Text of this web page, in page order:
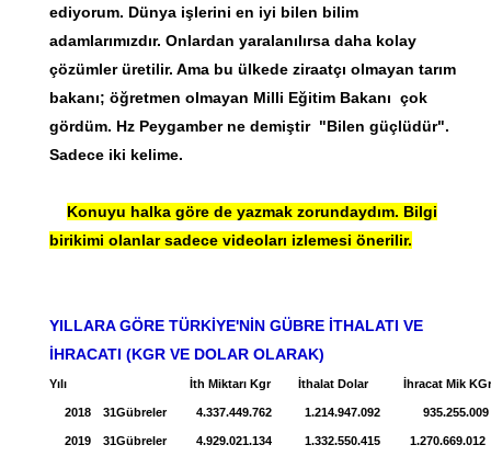
ediyorum. Dünya işlerini en iyi bilen bilim
adamlarımızdır. Onlardan yaralanılırsa daha kolay
çözümler üretilir. Ama bu ülkede ziraatçı olmayan tarım
bakanı; öğretmen olmayan Milli Eğitim Bakanı çok
gördüm. Hz Peygamber ne demiştir "Bilen güçlüdür".
Sadece iki kelime.
Konuyu halka göre de yazmak zorundaydım. Bilgi
birikimi olanlar sadece videoları izlemesi önerilir.
YILLARA GÖRE TÜRKİYE'NİN GÜBRE İTHALATI VE
İHRACATI (KGR VE DOLAR OLARAK)
Yılı İth Miktarı Kgr İthalat Dolar İhracat Mik
2018 31Gübreler 4.337.449.762 1.214.947.092 935.255.009
2019 31Gübreler 4.929.021.134 1.332.550.415 1.270.669.012